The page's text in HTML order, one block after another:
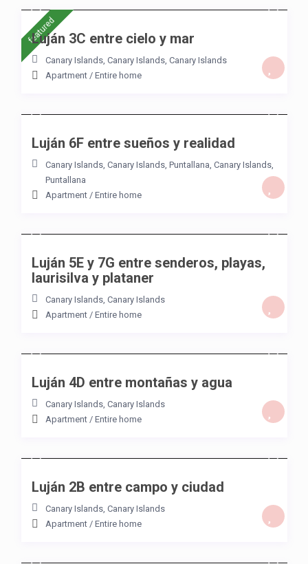
featured
Luján 3C entre cielo y mar
Canary Islands, Canary Islands, Canary Islands
Apartment/ Entire home
Luján 6F entre sueños y realidad
Canary Islands, Canary Islands, Puntallana, Canary Islands,
Puntallana
Apartment/ Entire home
Luján 5E y 7G entre senderos, playas,
laurisilva y plataner
Canary Islands, Canary Islands
Apartment/ Entire home
Luján 4D entre montañas y agua
Canary Islands, Canary Islands
Apartment/ Entire home
Luján 2B entre campo y ciudad
Canary Islands, Canary Islands
Apartment/ Entire home